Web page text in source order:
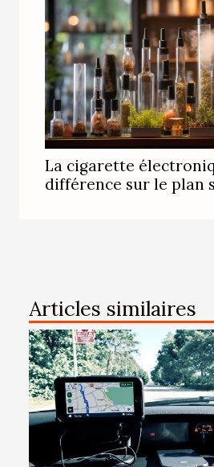
La cigarette
différence sur le plan
Articles similaires